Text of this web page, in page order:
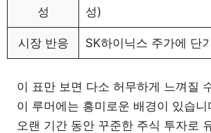
성
성)
시장 반응 SK하이닉스 주가에 단
이 표만 보면 다소 허무하게 느껴질
이 루머에는 흥미로운 배경이 있습
오랜 기간 동안 꾸준한 주식 투자로